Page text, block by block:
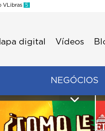
VLibras 5
digital Vídeos
NEGÓCIOS